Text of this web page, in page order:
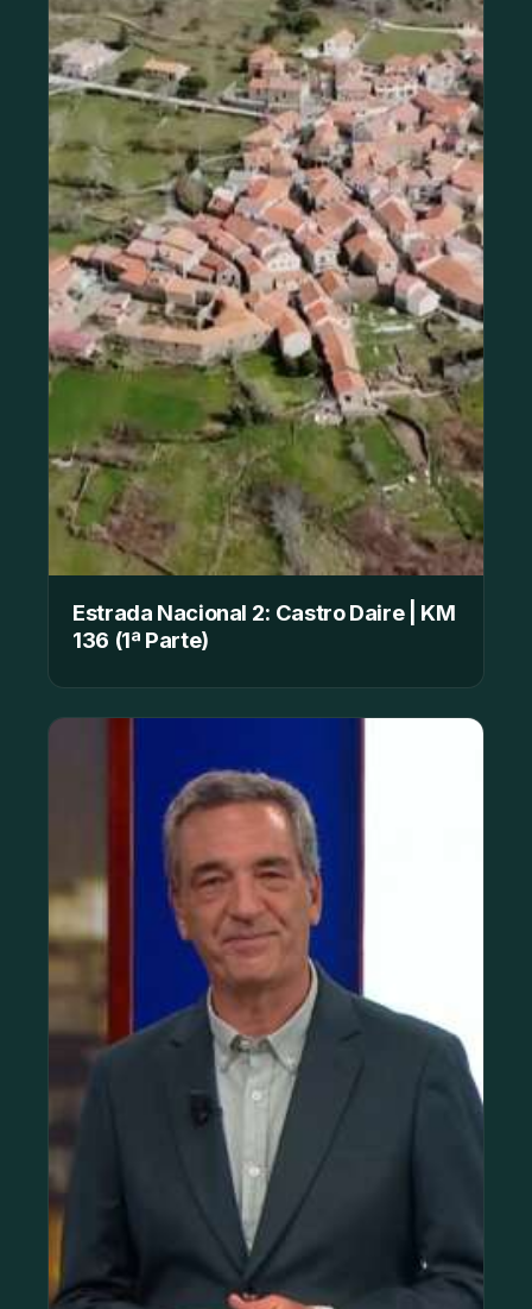
Estrada Nacional 2: Castro Daire | KM
136 (1ª Parte)